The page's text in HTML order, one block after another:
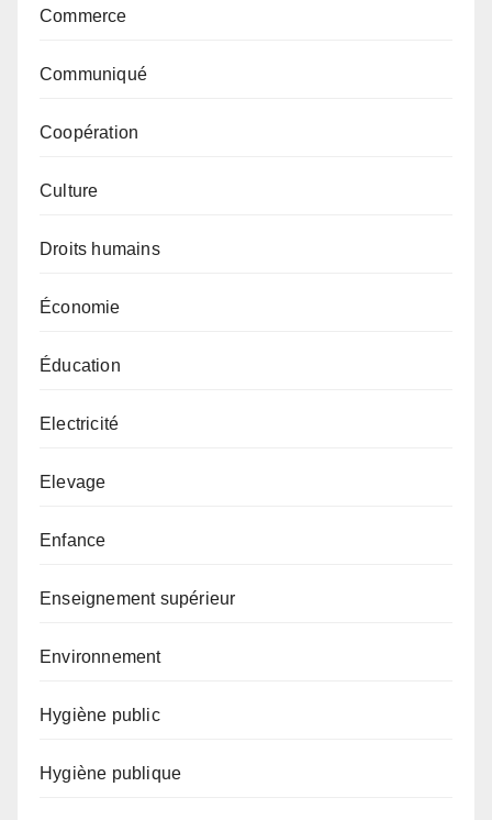
Commerce
Communiqué
Coopération
Culture
Droits humains
Économie
Éducation
Electricité
Elevage
Enfance
Enseignement supérieur
Environnement
Hygiène public
Hygiène publique